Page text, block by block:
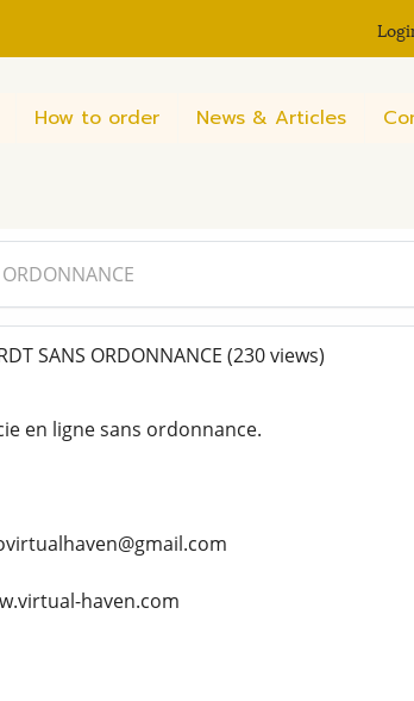
How to order News & Articles
SANS ORDONNANCE (230 views)
en ligne sans ordonnance.
haven.com